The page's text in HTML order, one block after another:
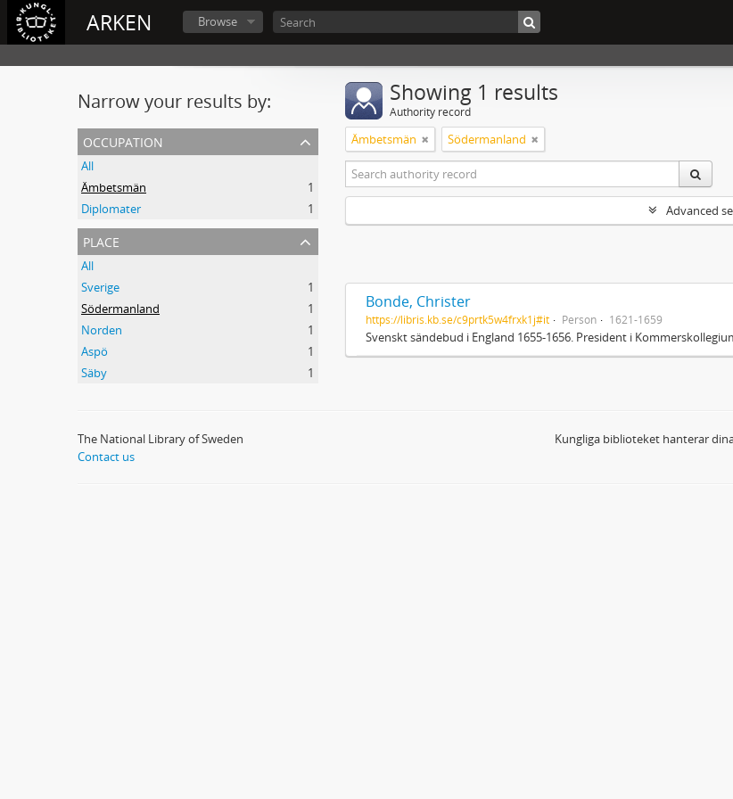
ARKEN Browse
Narrow your results by:
occupation
All
Ämbetsmän
1
Diplomater
1
place
All
Sverige
1
Södermanland
1
Norden
1
Aspö
1
Säby
1
Showing 1 results
Authority record
Ämbetsmän Södermanland
Advanced
Bonde, Christer
https://libris.kb.se/c9prtk5w4frxk1j#it Person 1621-1659
Svenskt sändebud i England 1655-1656. President i
The National Library of Sweden
Contact us
Kungliga biblioteket hanterar